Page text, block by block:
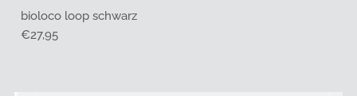
bioloco loop schwarz
Regulärer
€27,95